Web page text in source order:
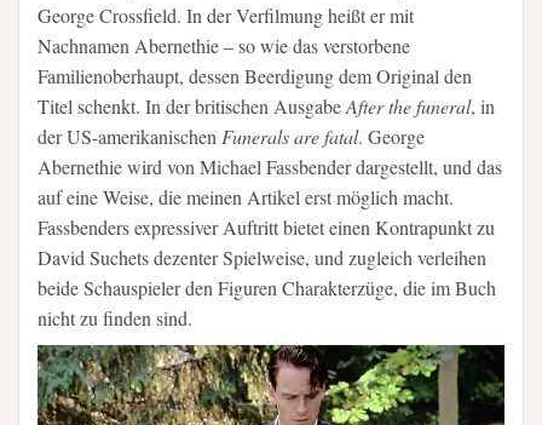
George Crossfield. In der Verfilmung heißt er mit
Nachnamen Abernethie – so wie das verstorbene
Familienoberhaupt, dessen Beerdigung dem Original den
Titel schenkt. In der britischen AusgabeAfter the funeral, in
der US-amerikanischenFunerals are fatal. George
Abernethie wird von Michael Fassbender dargestellt, und das
auf eine Weise, die meinen Artikel erst möglich macht.
Fassbenders expressiver Auftritt bietet einen Kontrapunkt zu
David Suchets dezenter Spielweise, und zugleich verleihen
beide Schauspieler den Figuren Charakterzüge, die im Buch
nicht zu finden sind.